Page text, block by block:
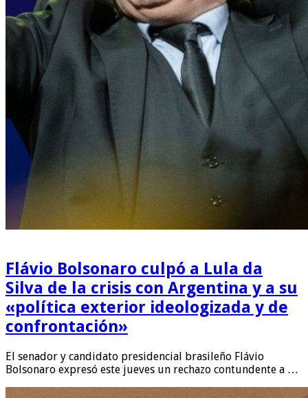
Flávio Bolsonaro culpó a Lula da
Silva de la crisis con Argentina y a su
«política exterior ideologizada y de
confrontación»
El senador y candidato presidencial brasileño Flávio
Bolsonaro expresó este jueves un rechazo contundente a …